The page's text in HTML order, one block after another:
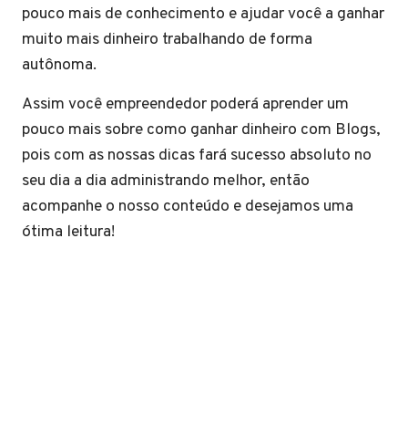
pouco mais de conhecimento e ajudar você a ganhar
muito mais dinheiro trabalhando de forma
autônoma.
Assim você empreendedor poderá aprender um
pouco mais sobre como ganhar dinheiro com Blogs,
pois com as nossas dicas fará sucesso absoluto no
seu dia a dia administrando melhor, então
acompanhe o nosso conteúdo e desejamos uma
ótima leitura!